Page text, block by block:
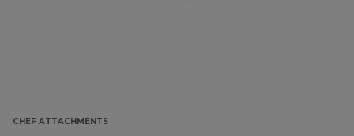
CHEF ATTACHMENTS